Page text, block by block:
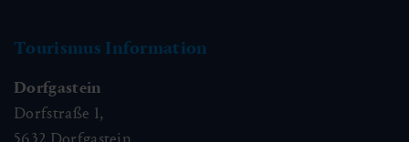
Tourismus Information
Dorfgastein
Dorfstraße 1,